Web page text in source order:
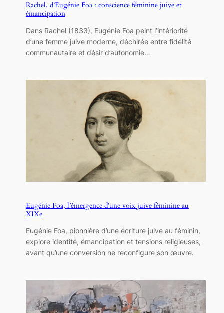
Rachel, d’Eugénie Foa : conscience féminine juive et
émancipation
Dans Rachel (1833), Eugénie Foa peint l’intériorité
d’une femme juive moderne, déchirée entre fidélité
communautaire et désir d’autonomie…
Eugénie Foa, l’émergence d’une voix juive féminine au
XIXe
Eugénie Foa, pionnière d’une écriture juive au féminin,
explore identité, émancipation et tensions religieuses,
avant qu’une conversion ne reconfigure son œuvre.